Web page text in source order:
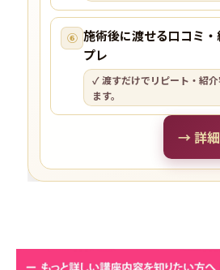
⑥ 施術後に渡せる口コミ
プレ
✓ 渡すだけでリピート・紹介
ます。
→ 詳細